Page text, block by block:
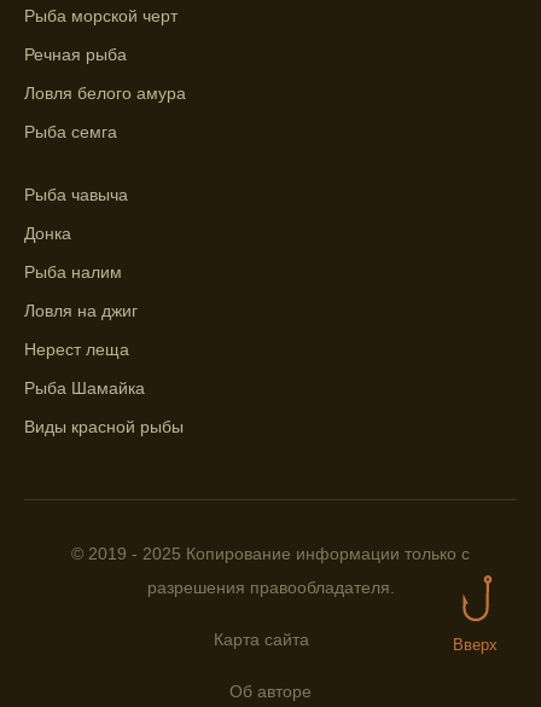
температуры воды учитывается в прогнозе
как указывает прогноз клева.
помощью прогноза клева.
Учитывайте фазы луны при выборе места
для рыбной ловли, согласно прогнозу
клева.
прогнозы клева на разные дни года.
предоставляет подробную информацию о
Рыба морской черт
Речная рыба
Ловля белого амура
Рыба семга
Рыба чавыча
Донка
Рыба налим
Ловля на джиг
Нерест леща
Рыба Шамайка
Виды красной рыбы
© 2019 - 2025 Копирование информации только с
разрешения правообладателя.
Карта сайта
Об авторе
Вверх